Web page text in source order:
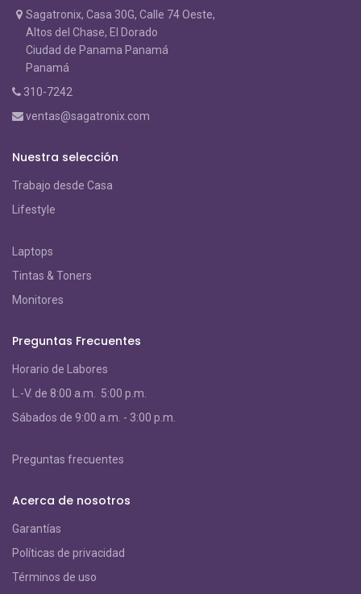
Sagatronix, Casa 30G, Calle 74 Oeste,
Altos del Chase, El Dorado
Ciudad de Panama Panamá
Panamá
310-7242
ventas@sagatronix.com
Nuestra selección
Trabajo desde Casa
Lifestyle
Laptops
Tintas & Toners
Monitores
Preguntas Frecuentes
Horario de Labores
L.-V. de 8:00 a.m. 5:00 p.m.
Sábados de 9:00 a.m. - 3:00 p.m.
Preguntas frecuentes
Acerca de nosotros
Garantías
Políticas de privacidad
Términos de uso